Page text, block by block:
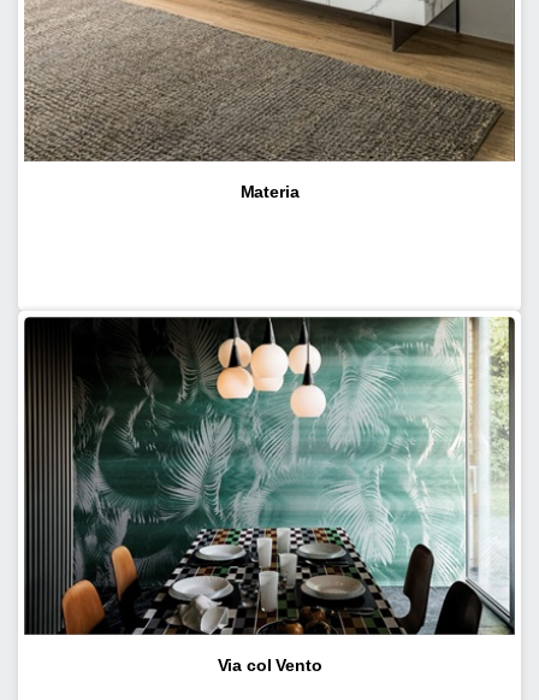
Materia
Via col Vento